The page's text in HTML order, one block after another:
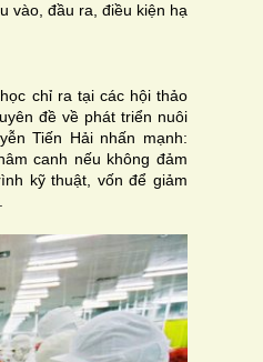
vào, đầu ra, điều kiện hạ
chỉ ra tại các hội thảo
đề về phát triển nuôi
Tiến Hải nhấn mạnh:
canh nếu không đảm
kỹ thuật, vốn để giảm